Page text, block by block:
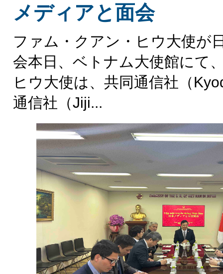
メディアと面会
ファム・クアン・ヒウ大使が
会本日、ベトナム大使館にて
ヒウ大使は、共同通信社（
通信社（Jiji...